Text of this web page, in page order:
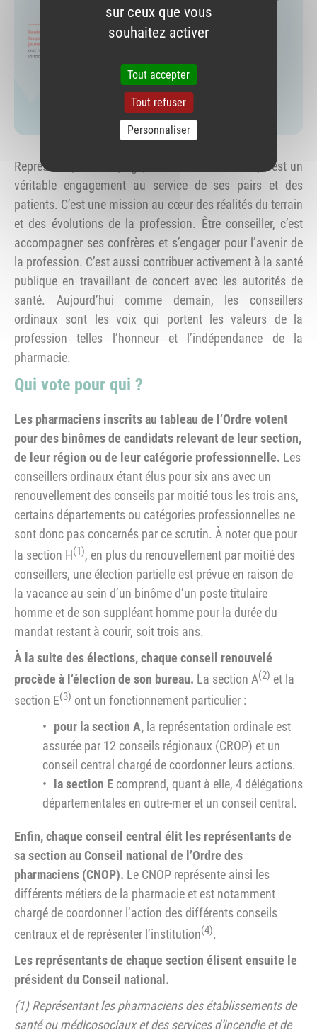
Représenter, soutenir, agir, être conseiller ordinal, c’est un
véritable engagement au service de ses pairs et des
patients. C’est une mission au cœur des réalités du terrain
et des évolutions de la profession. Être conseiller, c’est
accompagner ses confrères et s’engager pour l’avenir de
la profession. C’est aussi contribuer activement à la santé
publique en travaillant de concert avec les autorités de
santé. Aujourd’hui comme demain, les conseillers
ordinaux sont les voix qui portent les valeurs de la
profession telles l’honneur et l’indépendance de la
pharmacie.
Qui vote pour qui ?
Les pharmaciens inscrits au tableau de l’Ordre votent
pour des binômes de candidats relevant de leur section,
de leur région ou de leur catégorie professionnelle. Les
conseillers ordinaux étant élus pour six ans avec un
renouvellement des conseils par moitié tous les trois ans,
certains départements ou catégories professionnelles ne
sont donc pas concernés par ce scrutin. À noter que pour
la section H(1), en plus du renouvellement par moitié des
conseillers, une élection partielle est prévue en raison de
la vacance au sein d’un binôme d’un poste titulaire
homme et de son suppléant homme pour la durée du
mandat restant à courir, soit trois ans.
À la suite des élections, chaque conseil renouvelé
procède à l’élection de son bureau. La section A(2) et la
section E(3) ont un fonctionnement particulier :
pour la section A, la représentation ordinale est
assurée par 12 conseils régionaux (CROP) et un
conseil central chargé de coordonner leurs actions.
la section E comprend, quant à elle, 4 délégations
départementales en outre-mer et un conseil central.
Enfin, chaque conseil central élit les représentants de
sa section au Conseil national de l’Ordre des
pharmaciens (CNOP). Le CNOP représente ainsi les
différents métiers de la pharmacie et est notamment
chargé de coordonner l’action des différents conseils
centraux et de représenter l’institution(4).
Les représentants de chaque section élisent ensuite le
président du Conseil national.
(1) Représentant les pharmaciens des établissements de
santé ou médicosociaux et des services d’incendie et de
sur ceux que vous
souhaitez activer
Tout accepter
Tout refuser
Personnaliser